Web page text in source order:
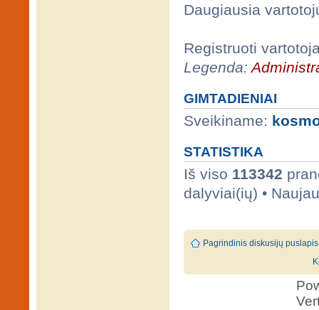
Daugiausia
Registruoti
Legenda:
GIMTADIENIAI
Sveikiname:
STATISTIKA
Iš viso 113342
dalyviai(ių) •
Pagrindinis diskusijų puslapis